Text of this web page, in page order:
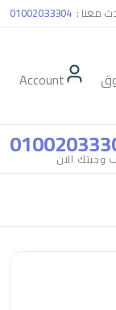
معنا : 01002033304
Account
وجبتك الان